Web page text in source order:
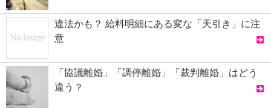
違法かも？ 給料明細にある変な「天引き」に注
意
「協議離婚」「調停離婚」「裁判離婚」はどう
違う？